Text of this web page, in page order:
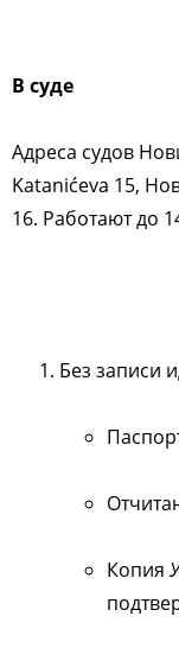
В суде
Адреса судов
Katanićeva 15,
16. Работают до
Без записи
Копия